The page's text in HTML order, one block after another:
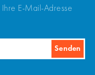
E-Mail-Adresse